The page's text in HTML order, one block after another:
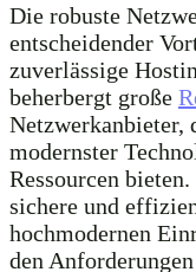
Die robuste
entscheidender
zuverlässige
beherbergt große
Netzwerkanbieter,
modernster
Ressourcen
sichere und
hochmodernen
den